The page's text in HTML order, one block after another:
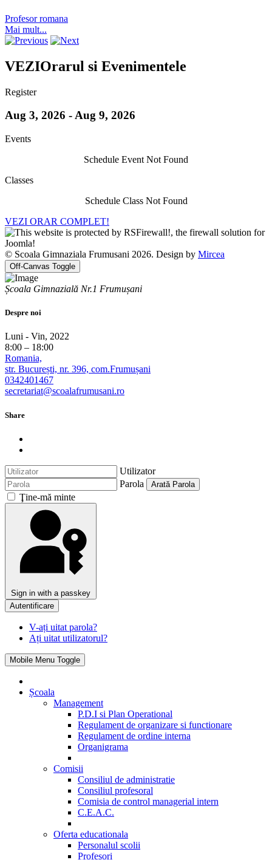
Profesor romana
Mai mult...
VEZIOrarul si Evenimentele
Register
Aug 3, 2026 - Aug 9, 2026
Events
Schedule Event Not Found
Classes
Schedule Class Not Found
VEZI ORAR COMPLET!
© Scoala Gimnaziala Frumusani 2026. Design by Mircea
Off-Canvas Toggle
Școala Gimnazială Nr.1 Frumușani
Despre noi
Luni - Vin, 2022
8:00 – 18:00
Romania,
str. București, nr. 396, com.Frumușani
0342401467
secretariat@scoalafrumusani.ro
Share
Utilizator
Parola
Arată Parola
Ţine-mă minte
Sign in with a passkey
Autentificare
V-ați uitat parola?
Ați uitat utilizatorul?
Mobile Menu Toggle
Școala
Management
P.D.I si Plan Operational
Regulament de organizare si functionare
Regulament de ordine interna
Organigrama
Comisii
Consiliul de administratie
Consiliul profesoral
Comisia de control managerial intern
C.E.A.C.
Oferta educationala
Personalul scolii
Profesori